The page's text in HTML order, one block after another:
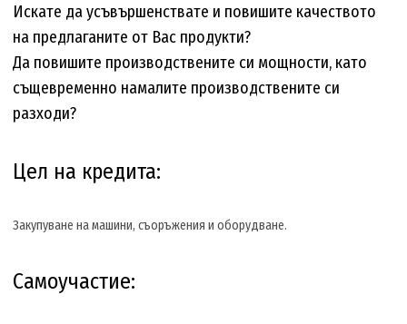
Искате да усъвършенствате и повишите качеството
на предлаганите от Вас продукти?
Да повишите производствените си мощности, като
същевременно намалите производствените си
разходи?
Цел на кредита:
Закупуване на машини, съоръжения и оборудване.
Самоучастие: